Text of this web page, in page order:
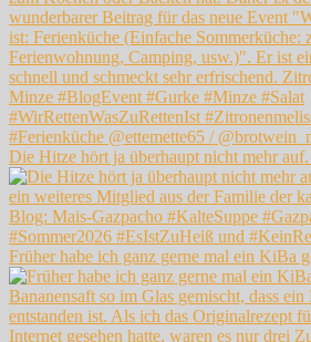
Die Hitze hört ja überhaupt nicht mehr auf.
Früher habe ich ganz gerne mal ein KiBa